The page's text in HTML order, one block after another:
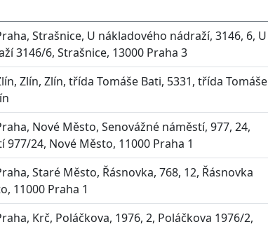
Strašnice, U nákladového nádraží, 3146, 6, U
3146/6, Strašnice, 13000 Praha 3
Zlín, Zlín, třída Tomáše Bati, 5331, třída Tomáše
Nové Město, Senovážné náměstí, 977, 24,
977/24, Nové Město, 11000 Praha 1
Staré Město, Řásnovka, 768, 12, Řásnovka
11000 Praha 1
Krč, Poláčkova, 1976, 2, Poláčkova 1976/2,